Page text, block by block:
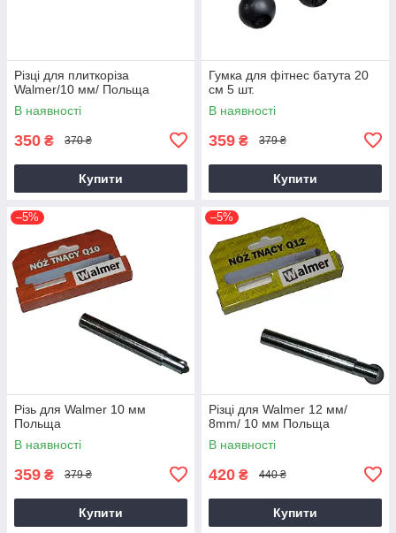
Різці для плиткоріза
Walmer/10 мм/ Польща
В наявності
350 ₴ 370 ₴
Купити
Гумка для фітнес батута 20
см 5 шт.
В наявності
359 ₴ 379 ₴
Купити
–5%
Різь для Walmer 10 мм
Польща
В наявності
359 ₴ 379 ₴
Купити
–5%
Різці для Walmer 12 мм/
8mm/ 10 мм Польща
В наявності
420 ₴ 440 ₴
Купити